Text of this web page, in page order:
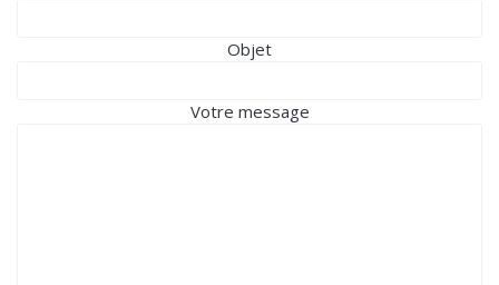
Objet
Votre message